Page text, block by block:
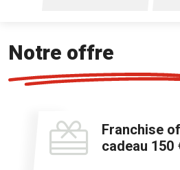
Notre offre
Franchise
cadeau 150